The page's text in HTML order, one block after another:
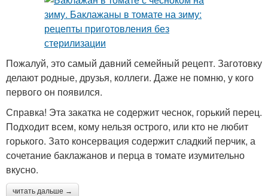
Пожалуй, это самый давний семейный рецепт. Заготовку
делают родные, друзья, коллеги. Даже не помню, у кого
первого он появился.
Справка! Эта закатка не содержит чеснок, горький перец.
Подходит всем, кому нельзя острого, или кто не любит
горького. Зато консервация содержит сладкий перчик, а
сочетание баклажанов и перца в томате изумительно
вкусно.
читать дальше →